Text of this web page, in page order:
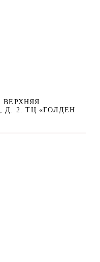
ВЕРХНЯЯ
2. ТЦ «ГОЛДЕН